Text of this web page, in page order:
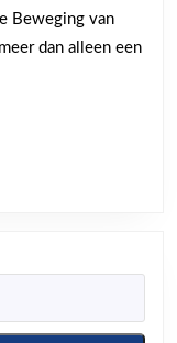
Beweging van
dan alleen een